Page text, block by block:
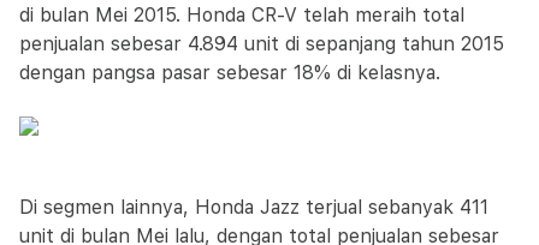
di bulan Mei 2015. Honda CR-V telah meraih total
penjualan sebesar 4.894 unit di sepanjang tahun 2015
dengan pangsa pasar sebesar 18% di kelasnya.
Di segmen lainnya, Honda Jazz terjual sebanyak 411
unit di bulan Mei lalu, dengan total penjualan sebesar